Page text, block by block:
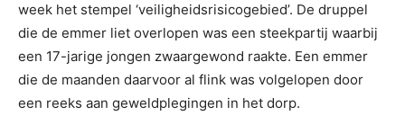
week het stempel ‘veiligheidsrisicogebied’. De druppel
die de emmer liet overlopen was een steekpartij waarbij
een 17-jarige jongen zwaargewond raakte. Een emmer
die de maanden daarvoor al flink was volgelopen door
een reeks aan geweldplegingen in het dorp.